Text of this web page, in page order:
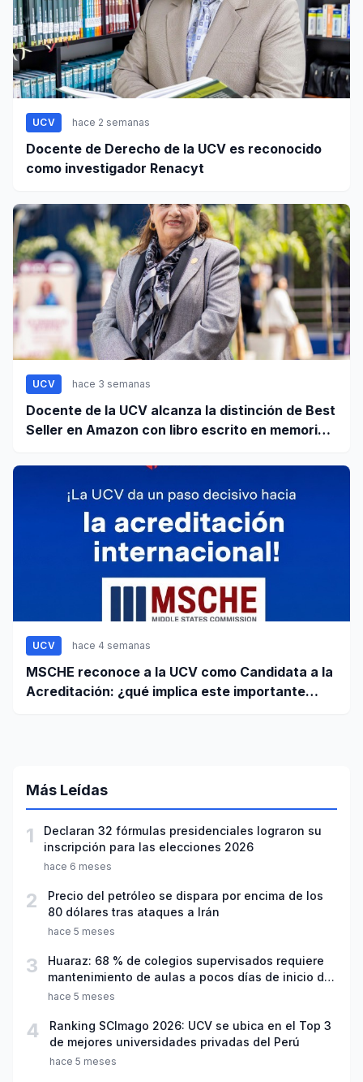
UCV hace 2 semanas
Docente de Derecho de la UCV es reconocido
como investigador Renacyt
UCV hace 3 semanas
Docente de la UCV alcanza la distinción de Best
Seller en Amazon con libro escrito en memoria a
UCV hace 4 semanas
MSCHE reconoce a la UCV como Candidata a la
Acreditación: ¿qué implica este importante
Más Leídas
1
Declaran 32 fórmulas presidenciales lograron su
inscripción para las elecciones 2026
hace 6 meses
2
Precio del petróleo se dispara por encima de los
80 dólares tras ataques a Irán
hace 5 meses
3
Huaraz: 68 % de colegios supervisados requiere
mantenimiento de aulas a pocos días de inicio del
año escolar 2026
hace 5 meses
4
Ranking SCImago 2026: UCV se ubica en el Top 3
de mejores universidades privadas del Perú
hace 5 meses